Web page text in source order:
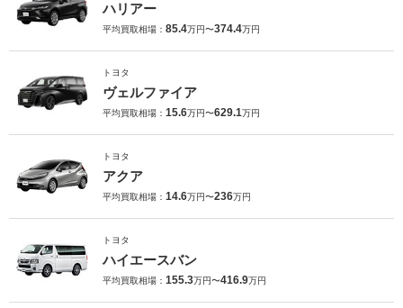
ハリアー
平均買取相場： 85.4万円〜374.4万円
トヨタ
ヴェルファイア
平均買取相場： 15.6万円〜629.1万円
トヨタ
アクア
平均買取相場： 14.6万円〜236万円
トヨタ
ハイエースバン
平均買取相場： 155.3万円〜416.9万円